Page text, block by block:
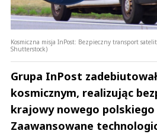
Kosmiczna misja InPost: Bezpieczny transport
Shutterstock)
Grupa InPost
kosmicznym, realizując
krajowy nowego
Zaawansowane